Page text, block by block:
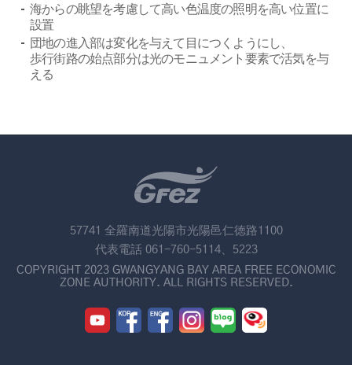
海からの眺望を考慮して高い色温度の照明を高い位置に
設置
団地の進入部は変化を与えて目につくようにし、
歩行街路の始点部分は光のモニュメント要素で活気を与
える
57741 全羅南道光陽市光陽邑仁徳路1100
代表電話 061-760-5114、5223
COPYRIGHT 2023 GWANGYANG BAY AREA FREE ECONOMIC
ZONE AUTHORITY. ALL RIGHTS RESERVED.